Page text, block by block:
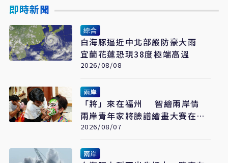
即時新聞
綜合
白海豚逼近中北部嚴防豪大雨
宜蘭花蓮恐現38度極端高溫
2026/08/08
兩岸
「將」來在福州 智繪兩岸情
兩岸青年家將臉譜繪畫大賽在福
州開幕
2026/08/07
兩岸